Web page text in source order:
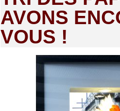
AVONS
VOUS !